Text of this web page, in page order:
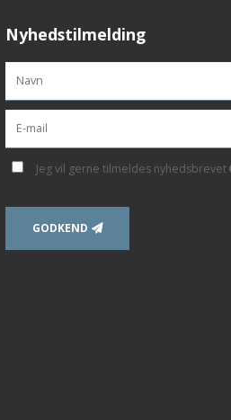
Nyhedstilmelding
Jeg vil gerne tilmeldes nyhedsbrevet
GODKEND